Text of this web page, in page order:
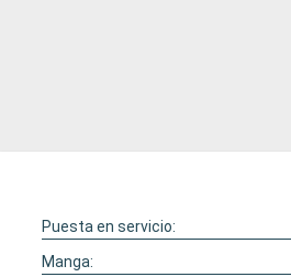
Puesta en servicio:
Manga: